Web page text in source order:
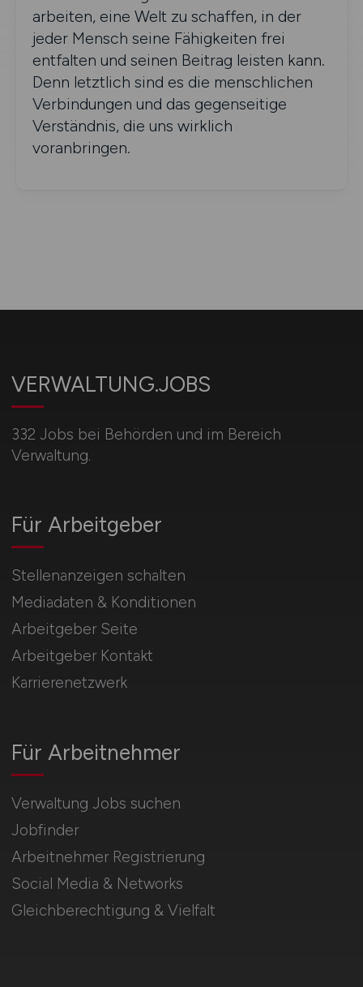
arbeiten, eine Welt zu schaffen, in der
jeder Mensch seine Fähigkeiten frei
entfalten und seinen Beitrag leisten kann.
Denn letztlich sind es die menschlichen
Verbindungen und das gegenseitige
Verständnis, die uns wirklich
voranbringen.
VERWALTUNG.JOBS
332 Jobs bei Behörden und im Bereich
Verwaltung.
Für Arbeitnehmer
Verwaltung Jobs suchen
Jobfinder
Arbeitnehmer Registrierung
Social Media & Networks
Gleichberechtigung & Vielfalt
Für Arbeitgeber
Stellenanzeigen schalten
Mediadaten & Konditionen
Arbeitgeber Seite
Arbeitgeber Kontakt
Karrierenetzwerk